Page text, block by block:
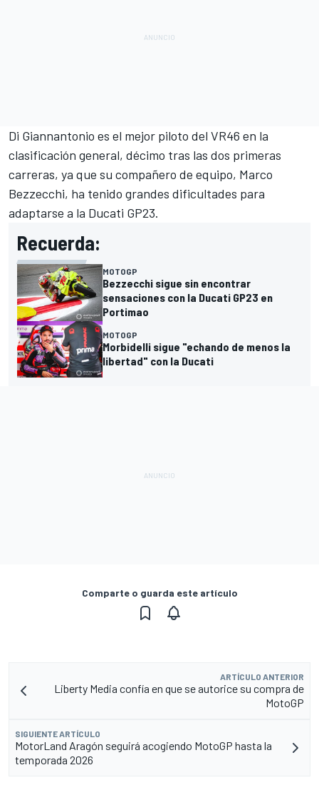
Di Giannantonio es el mejor piloto del VR46 en la
clasificación general, décimo tras las dos primeras
carreras, ya que su compañero de equipo, Marco
Bezzecchi, ha tenido grandes dificultades para
adaptarse a la Ducati GP23.
Recuerda:
MOTOGP
Bezzecchi sigue sin encontrar
sensaciones con la Ducati GP23 en
Portimao
MOTOGP
Morbidelli sigue "echando de menos la
libertad" con la Ducati
Comparte o guarda este artículo
ARTÍCULO ANTERIOR
Liberty Media confía en que se autorice su compra de
MotoGP
SIGUIENTE ARTÍCULO
MotorLand Aragón seguirá acogiendo MotoGP hasta la
temporada 2026